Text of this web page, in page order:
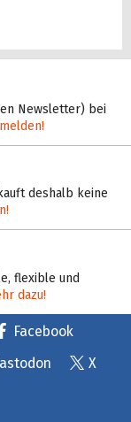
Newsletter) bei
deshalb keine
flexible und
dazu!
Facebook
X